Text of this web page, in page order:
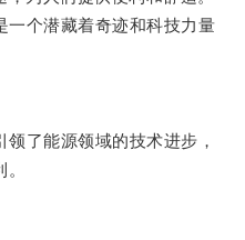
个潜藏着奇迹和科技力量
了能源领域的技术进步，